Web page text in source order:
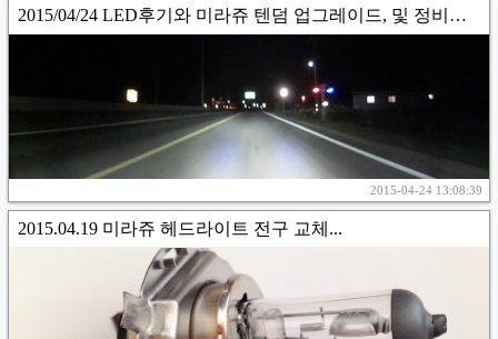
2015/04/24 LED후기와 미라쥬 텐덤 업그레이드, 및 정비기타.
2015-04-24 13:08:39
2015.04.19 미라쥬 헤드라이트 전구 교체...